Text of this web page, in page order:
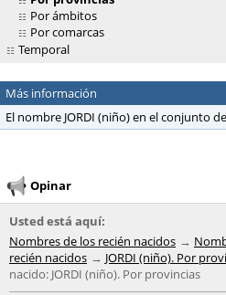
Por ámbitos
Por comarcas
Temporal
Más información
El nombre JORDI (niño) en el conjunto
Opinar
Usted está aquí:
Nombres de los recién nacidos
recién nacidos
JORDI (niño). Por
nacido: JORDI (niño). Por provincias